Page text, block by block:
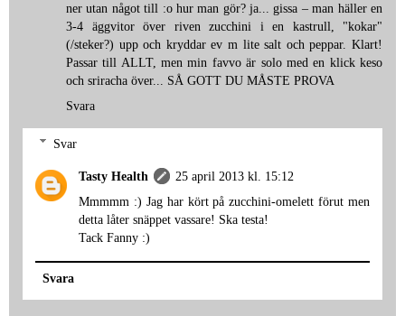
ner utan något till :o hur man gör? ja... gissa – man häller en
3-4 äggvitor över riven zucchini i en kastrull, "kokar"
(/steker?) upp och kryddar ev m lite salt och peppar. Klart!
Passar till ALLT, men min favvo är solo med en klick keso
och sriracha över... SÅ GOTT DU MÅSTE PROVA
Svara
Svar
Tasty Health
25 april 2013 kl. 15:12
Mmmmm :) Jag har kört på zucchini-omelett förut men
detta låter snäppet vassare! Ska testa!
Tack Fanny :)
Svara